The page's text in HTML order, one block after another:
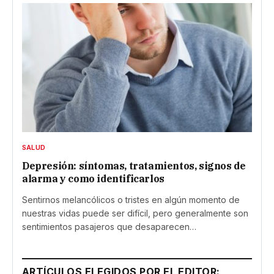
SALUD
Depresión: síntomas, tratamientos, signos de
alarma y como identificarlos
Sentirnos melancólicos o tristes en algún momento de
nuestras vidas puede ser difícil, pero generalmente son
sentimientos pasajeros que desaparecen…
ARTÍCULOS ELEGIDOS POR EL EDITOR: